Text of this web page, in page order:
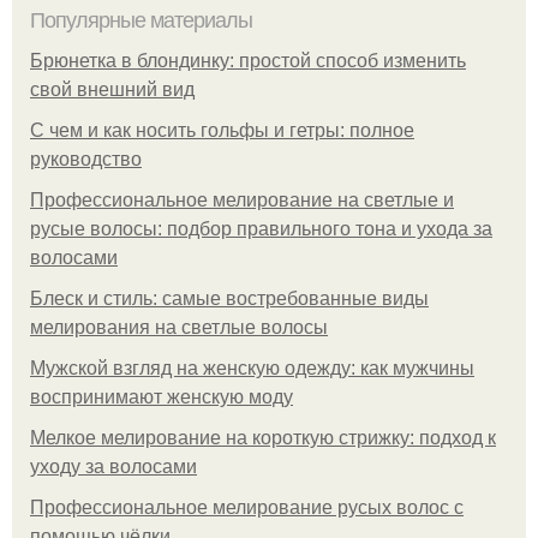
Популярные материалы
Брюнетка в блондинку: простой способ изменить
свой внешний вид
С чем и как носить гольфы и гетры: полное
руководство
Профессиональное мелирование на светлые и
русые волосы: подбор правильного тона и ухода за
волосами
Блеск и стиль: самые востребованные виды
мелирования на светлые волосы
Мужской взгляд на женскую одежду: как мужчины
воспринимают женскую моду
Мелкое мелирование на короткую стрижку: подход к
уходу за волосами
Профессиональное мелирование русых волос с